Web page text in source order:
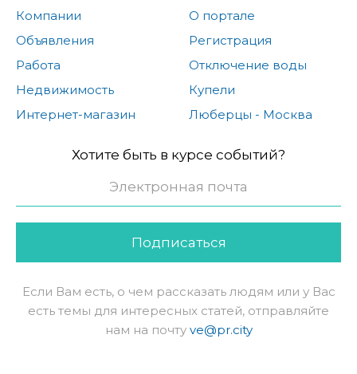
Компании
Объявления
Работа
Недвижимость
Интернет-магазин
О портале
Регистрация
Отключение воды
Купели
Люберцы - Москва
Хотите быть в курсе событий?
Подписаться
Если Вам есть, о чем рассказать людям или у Вас
есть темы для интересных статей, отправляйте
нам на почту ve@pr.city